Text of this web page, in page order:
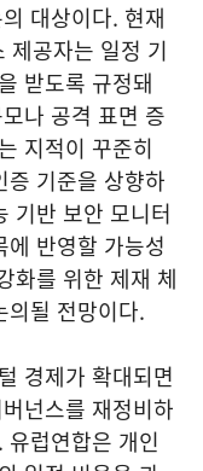
대상이다. 현재
제공자는 일정 기
받도록 규정돼
나 공격 표면 증
지적이 꾸준히
기준을 상향하
기반 보안 모니터
반영할 가능성
화를 위한 제재 체
의될 전망이다.
경제가 확대되면
넌스를 재정비하
럽연합은 개인